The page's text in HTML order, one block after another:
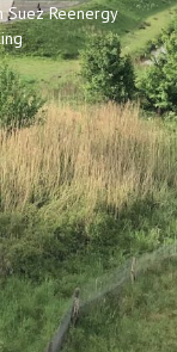
Suez Reenergy